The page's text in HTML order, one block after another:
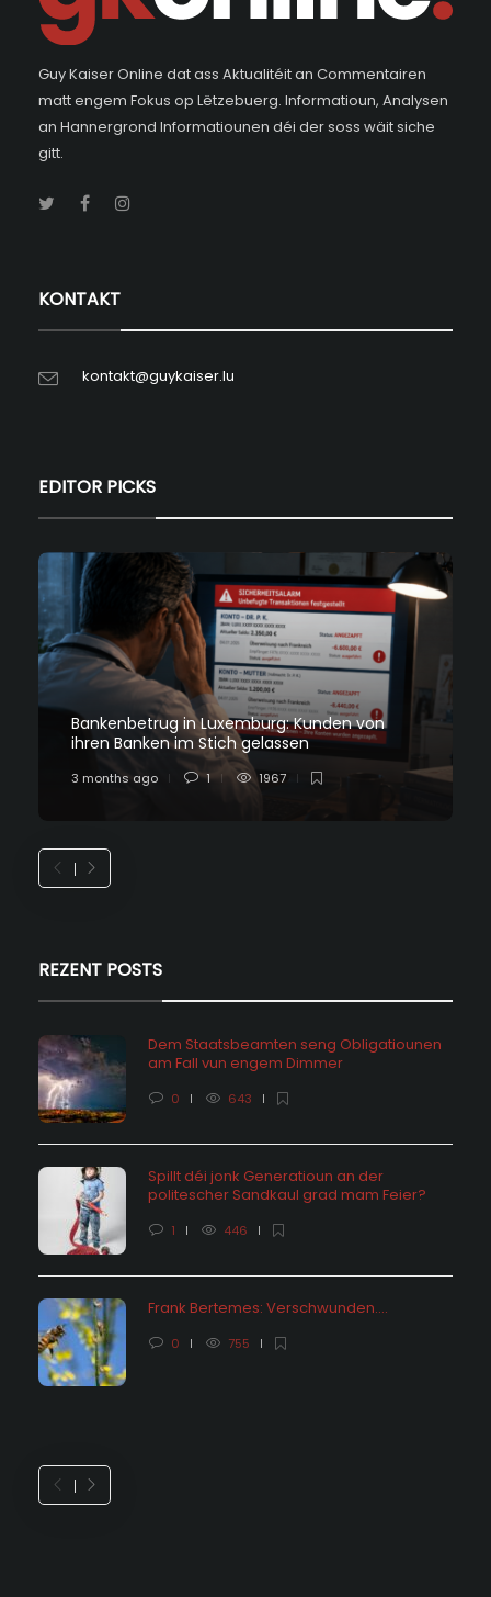
Guy Kaiser Online dat ass Aktualitéit an Commentairen
matt engem Fokus op Lëtzebuerg. Informatioun, Analysen
an Hannergrond Informatiounen déi der soss wäit siche
gitt.
KONTAKT
kontakt@guykaiser.lu
EDITOR PICKS
Bankenbetrug in Luxemburg: Kunden von
ihren Banken im Stich gelassen
3 months ago 1 1967
REZENT POSTS
Dem Staatsbeamten seng Obligatiounen
am Fall vun engem Dimmer
0 643
Spillt déi jonk Generatioun an der
politescher Sandkaul grad mam Feier?
1 446
Frank Bertemes: Verschwunden….
0 755